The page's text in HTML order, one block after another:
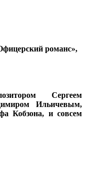
романс»,
Сергеем
Ильичевым,
Кобзона, и совсем